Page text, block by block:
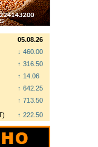
05.08.26
↓ 460.00
↑ 316.50
↑ 14.06
↑ 642.25
↑ 713.50
↑ 222.50